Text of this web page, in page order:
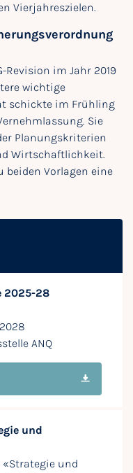
Vierjahreszielen.
Revision im Jahr 2019
wichtige
schickte im Frühling
Sie
Planungskriterien
Wirtschaftlichkeit.
beiden Vorlagen eine
2025-28
ANQ
und
und